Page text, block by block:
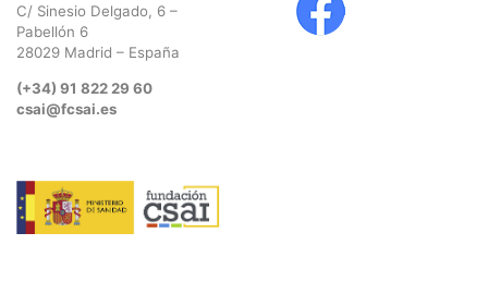
C/ Sinesio Delgado, 6 –
Pabellón 6
28029 Madrid – España
(+34) 91 822 29 60
csai@fcsai.es